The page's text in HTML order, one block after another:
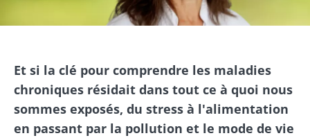
Et si la clé pour comprendre les maladies
chroniques résidait dans tout ce à quoi nous
sommes exposés, du stress à l'alimentation
en passant par la pollution et le mode de vie